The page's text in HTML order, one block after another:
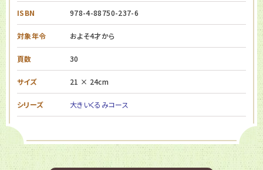
ISBN 978-4-88750-237-6
対象年令 およそ4才から
頁数 30
サイズ 21 × 24cm
シリーズ 大きいくるみコース